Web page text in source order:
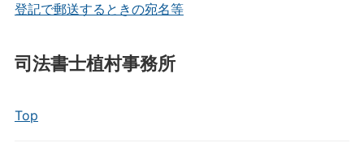
登記で郵送するときの宛名等
司法書士植村事務所
Top